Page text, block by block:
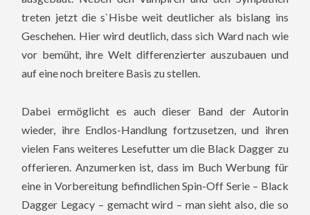
treten jetzt die s`Hisbe weit deutlicher als bislang ins
Geschehen. Hier wird deutlich, dass sich Ward nach wie
vor bemüht, ihre Welt differenzierter auszubauen und
auf eine noch breitere Basis zu stellen.
Dabei ermöglicht es auch dieser Band der Autorin
wieder, ihre Endlos-Handlung fortzusetzen, und ihren
vielen Fans weiteres Lesefutter um die Black Dagger zu
offerieren. Anzumerken ist, dass im Buch Werbung für
eine in Vorbereitung befindlichen Spin-Off Serie – Black
Dagger Legacy – gemacht wird – man sieht also, die so